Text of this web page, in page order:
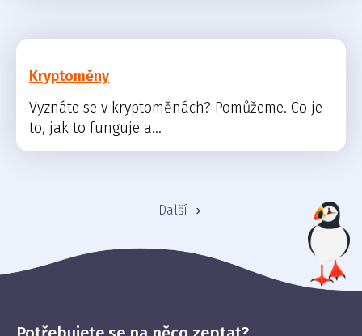
Kryptoměny
Vyznáte se v kryptoměnách? Pomůžeme. Co je
to, jak to funguje a...
Další